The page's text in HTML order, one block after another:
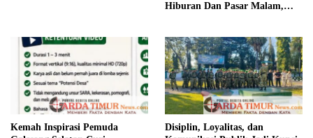
Hiburan Dan Pasar Malam,
Kemah Inspirasi Pemuda
Disiplin, Loyalitas, dan